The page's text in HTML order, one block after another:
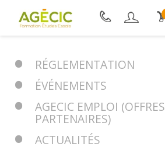
RÉGLEMENTATION
ÉVÉNEMENTS
AGECIC EMPLOI (OFFRES
PARTENAIRES)
ACTUALITÉS